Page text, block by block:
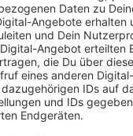
Sie übernehmen dabei
zuständigen
bis freitags von 8 bis
Alle wichtigen